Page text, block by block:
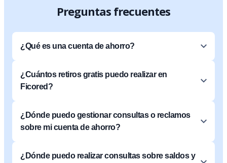
Preguntas frecuentes
¿Qué es una cuenta de ahorro?
¿Cuántos retiros gratis puedo realizar en
Ficored?
¿Dónde puedo gestionar consultas o reclamos
sobre mi cuenta de ahorro?
¿Dónde puedo realizar consultas sobre saldos y